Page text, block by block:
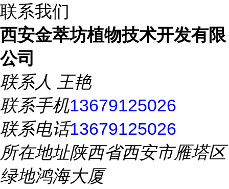
联系我们
西安金萃坊植物技术开发有限
公司
联系人 王艳
联系手机13679125026
联系电话13679125026
所在地址陕西省西安市雁塔区
绿地鸿海大厦